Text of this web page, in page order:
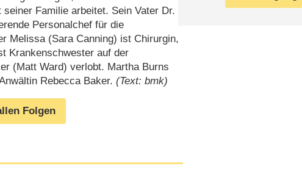
Familie arbeitet. Sein Vater Dr.
Personalchef für die
Melissa (Sara Canning) ist Chirurgin,
Krankenschwester auf der
(Matt Ward) verlobt. Martha Burns
Rebecca Baker.(Text: bmk)
Folgen